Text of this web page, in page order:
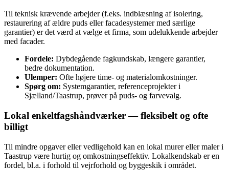
Til teknisk krævende arbejder (f.eks. indblæsning af isolering,
restaurering af ældre puds eller facadesystemer med særlige
garantier) er det værd at vælge et firma, som udelukkende arbejder
med facader.
Fordele: Dybdegående fagkundskab, længere garantier,
bedre dokumentation.
Ulemper: Ofte højere time- og materialomkostninger.
Spørg om: Systemgarantier, referenceprojekter i
Sjælland/Taastrup, prøver på puds- og farvevalg.
Lokal enkeltfagshåndværker — fleksibelt og ofte
billigt
Til mindre opgaver eller vedligehold kan en lokal murer eller maler i
Taastrup være hurtig og omkostningseffektiv. Lokalkendskab er en
fordel, bl.a. i forhold til vejrforhold og byggeskik i området.